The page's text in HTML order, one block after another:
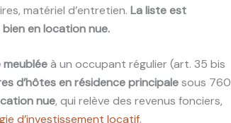
matériel d’entretien. La liste est
en location nue.
à un occupant régulier (art. 35 bis
d’hôtes en résidence principalesous 760
nue, qui relève des revenus fonciers,
d’investissement locatif.